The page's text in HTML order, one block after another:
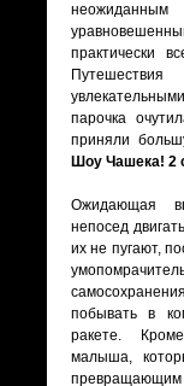
практически
парочка
приняли
Шоу Чашека! 2
Ожидающая
непосед
их не пугают,
побывать в
ракете.
малыша,
превращающим